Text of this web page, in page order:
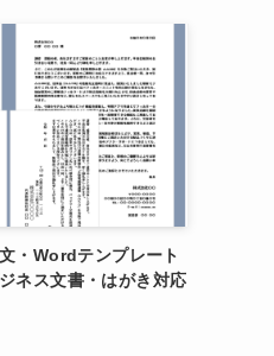
・Wordテンプレート
ネス文書・はがき対応